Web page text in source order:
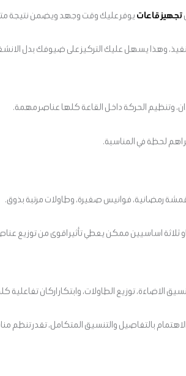
تجهيز قاعات يوفر عليك وقت وجهد ويضمن نتيجة
وهذا يسهل عليك التركيز على ضيوفك بدل
وتنظيم الحركة داخل القاعة كلها عناصر مهمة.
لحظة في المناسبة.
رمضانية، فوانيس صغيرة، وطاولات مرتبة بذوق.
ثلاثة اساسيين ممكن يعطي تأثير اقوى من توزيع
توزيع الطاولات، وابتكار اركان
بالتفاصيل والتنسيق المتكامل، تقدر